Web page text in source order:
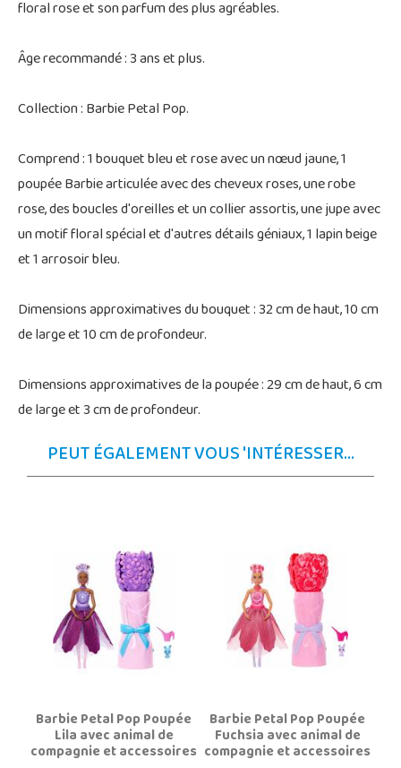
floral rose et son parfum des plus agréables.
Âge recommandé : 3 ans et plus.
Collection : Barbie Petal Pop.
Comprend : 1 bouquet bleu et rose avec un nœud jaune, 1
poupée Barbie articulée avec des cheveux roses, une robe
rose, des boucles d'oreilles et un collier assortis, une jupe avec
un motif floral spécial et d'autres détails géniaux, 1 lapin beige
et 1 arrosoir bleu.
Dimensions approximatives du bouquet : 32 cm de haut, 10 cm
de large et 10 cm de profondeur.
Dimensions approximatives de la poupée : 29 cm de haut, 6 cm
de large et 3 cm de profondeur.
PEUT ÉGALEMENT VOUS 'INTÉRESSER...
Barbie Petal Pop Poupée
Lila avec animal de
compagnie et accessoires
Barbie Petal Pop Poupée
Fuchsia avec animal de
compagnie et accessoires